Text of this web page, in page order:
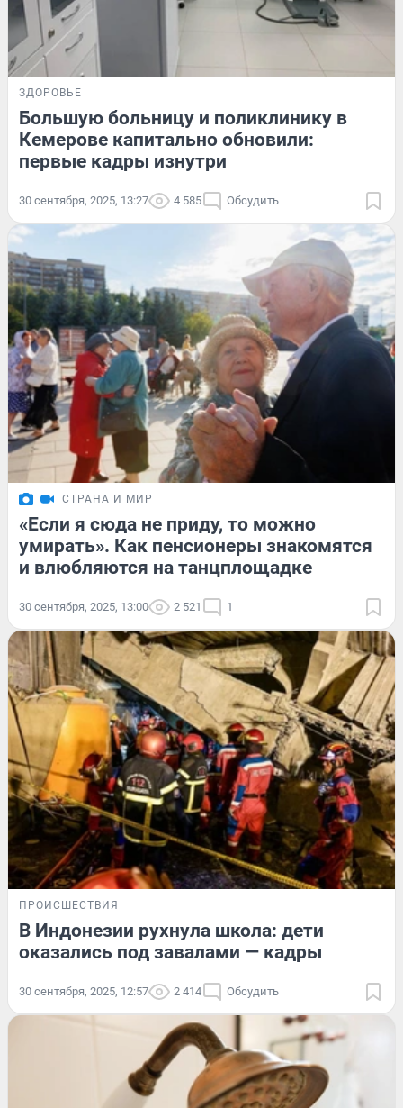
ЗДОРОВЬЕ
Большую больницу и поликлинику в
Кемерове капитально обновили:
первые кадры изнутри
30 сентября, 2025, 13:27 4 585 Обсудить
СТРАНА И МИР
«Если я сюда не приду, то можно
умирать». Как пенсионеры знакомятся
и влюбляются на танцплощадке
30 сентября, 2025, 13:00 2 521 1
ПРОИСШЕСТВИЯ
В Индонезии рухнула школа: дети
оказались под завалами — кадры
30 сентября, 2025, 12:57 2 414 Обсудить